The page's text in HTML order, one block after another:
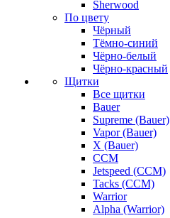
Sherwood
По цвету
Чёрный
Тёмно-синий
Чёрно-белый
Чёрно-красный
Щитки
Все щитки
Bauer
Supreme (Bauer)
Vapor (Bauer)
X (Bauer)
CCM
Jetspeed (CCM)
Tacks (CCM)
Warrior
Alpha (Warrior)